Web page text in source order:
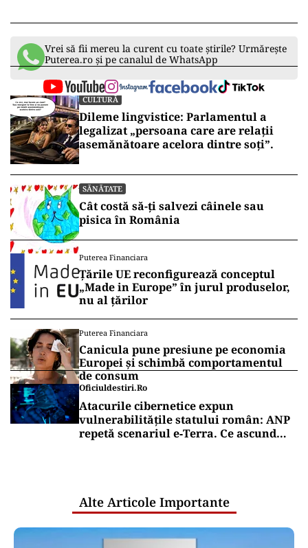
Vrei să fii mereu la curent cu toate știrile? Urmărește
Puterea.ro și pe canalul de WhatsApp
CULTURĂ
Dileme lingvistice: Parlamentul a
legalizat „persoana care are relații
asemănătoare acelora dintre soți”.
SĂNĂTATE
Cât costă să-ți salvezi câinele sau
pisica în România
Puterea Financiara
Țările UE reconfigurează conceptul
„Made in Europe” în jurul produselor,
nu al țărilor
Puterea Financiara
Canicula pune presiune pe economia
Europei și schimbă comportamentul
de consum
Oficiuldestiri.ro
Atacurile cibernetice expun
vulnerabilitățile statului român: ANP
repetă scenariul e‑Terra. Ce ascund
Alte Articole Importante